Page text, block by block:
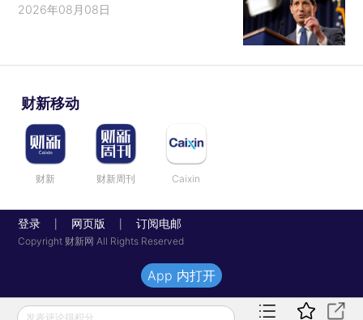
2026年08月08日
财新移动
财新 财新周刊 Caixin
登录 网页版 订阅电邮
Copyright 财新网 All Rights Reserved
发表评论得积分
App 内打开